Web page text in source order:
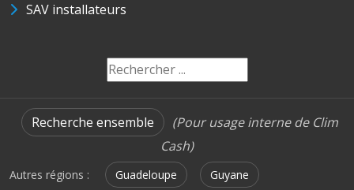
SAV installateurs
Recherche ensemble
(Pour usage interne de Clim
Cash)
Autres régions : Guadeloupe Guyane